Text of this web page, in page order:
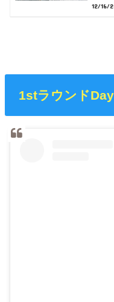
12/16/
1stラウンド